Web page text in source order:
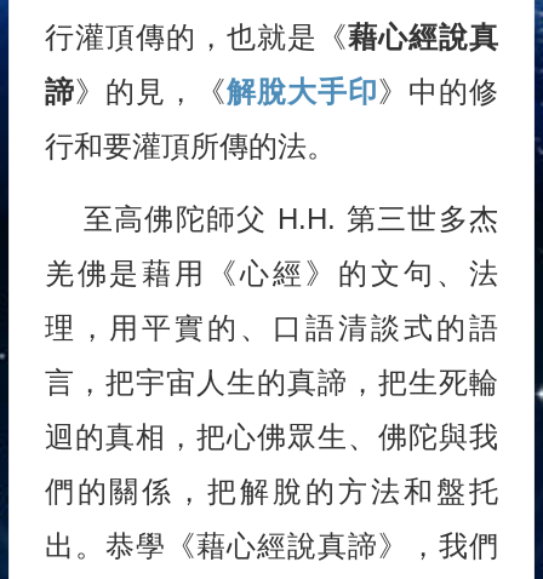
行灌頂傳的，也就是《藉心經說真
諦》的見，《解脫大手印》中的修
行和要灌頂所傳的法。
至高佛陀師父 H.H. 第三世多杰
羌佛是藉用《心經》的文句、法
理，用平實的、口語清談式的語
言，把宇宙人生的真諦，把生死輪
迴的真相，把心佛眾生、佛陀與我
們的關係，把解脫的方法和盤托
出。恭學《藉心經說真諦》，我們